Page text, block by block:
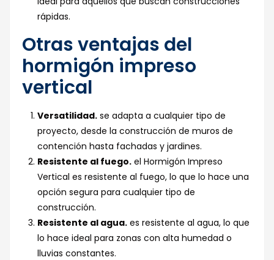
rápidas.
Otras ventajas del
hormigón impreso
vertical
Versatilidad. se adapta a cualquier tipo de
proyecto, desde la construcción de muros de
contención hasta fachadas y jardines.
Resistente al fuego. el Hormigón Impreso
Vertical es resistente al fuego, lo que lo hace una
opción segura para cualquier tipo de
construcción.
Resistente al agua. es resistente al agua, lo que
lo hace ideal para zonas con alta humedad o
lluvias constantes.